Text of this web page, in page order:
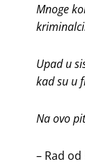
Mnoge
Upad u
kad su u
Na ovo
– Rad